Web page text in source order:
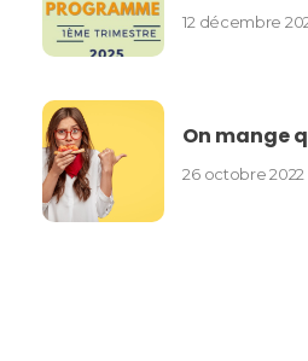
12 décembre
On mange
26 octobre 2022